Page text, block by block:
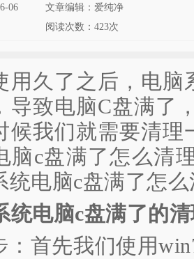
06
文章编辑：爱纯净
阅读次数： 423次
久了之后，电脑
导致电脑C盘满了
候我们就需要清理
脑c盘满了怎么清
统电脑c盘满了怎
统电脑c盘满了的
先我们使用